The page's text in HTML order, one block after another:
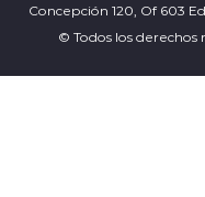
Concepción 120, Of 603
© Todos los derechos